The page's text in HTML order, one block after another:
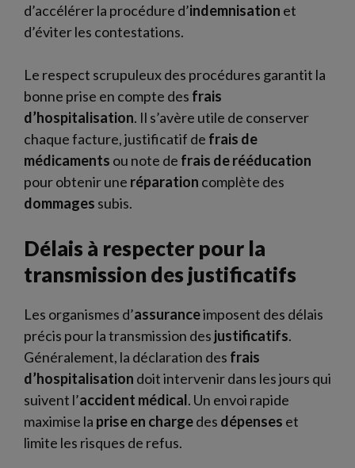
d’accélérer la procédure d’indemnisation et
d’éviter les contestations.
Le respect scrupuleux des procédures garantit la
bonne prise en compte des frais
d’hospitalisation. Il s’avère utile de conserver
chaque facture, justificatif de frais de
médicaments ou note de frais de rééducation
pour obtenir une réparation complète des
dommages subis.
Délais à respecter pour la
transmission des justificatifs
Les organismes d’assuranceimposent des délais
précis pour la transmission des justificatifs.
Généralement, la déclaration des frais
d’hospitalisation doit intervenir dans les jours qui
suivent l’accident médical. Un envoi rapide
maximise la prise en chargedes dépenses et
limite les risques de refus.